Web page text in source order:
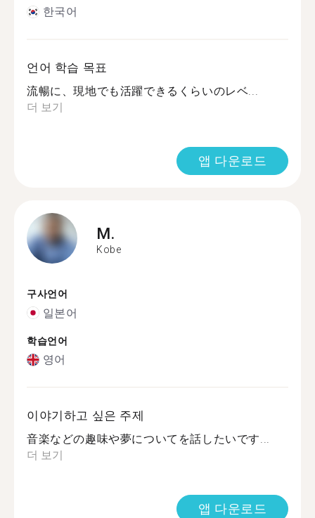
한국어
언어 학습 목표
流暢に、現地でも活躍できるくらいのレベ...
더 보기
앱 다운로드
M.
Kobe
구사언어
일본어
학습언어
영어
이야기하고 싶은 주제
音楽などの趣味や夢についてを話したいです...
더 보기
앱 다운로드